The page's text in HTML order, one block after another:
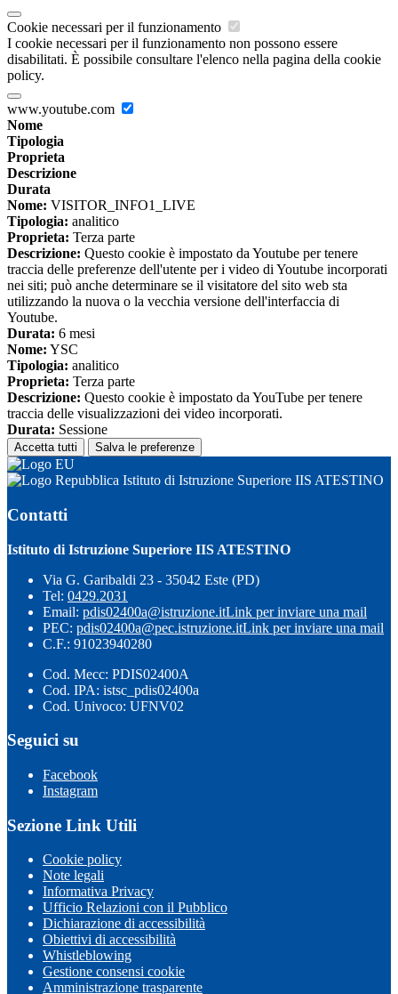
Cookie necessari per il funzionamento
I cookie necessari per il funzionamento non possono essere
disabilitati. È possibile consultare l'elenco nella pagina della cookie
policy.
www.youtube.com
Nome
Tipologia
Proprieta
Descrizione
Durata
Nome: VISITOR_INFO1_LIVE
Tipologia: analitico
Proprieta: Terza parte
Descrizione: Questo cookie è impostato da Youtube per tenere
traccia delle preferenze dell'utente per i video di Youtube incorporati
nei siti; può anche determinare se il visitatore del sito web sta
utilizzando la nuova o la vecchia versione dell'interfaccia di
Youtube.
Durata: 6 mesi
Nome: YSC
Tipologia: analitico
Proprieta: Terza parte
Descrizione: Questo cookie è impostato da YouTube per tenere
traccia delle visualizzazioni dei video incorporati.
Durata: Sessione
Accetta tutti Salva le preferenze
Istituto di Istruzione Superiore IIS ATESTINO
Contatti
Istituto di Istruzione Superiore IIS ATESTINO
Via G. Garibaldi 23 - 35042 Este (PD)
Tel: 0429.2031
Email: pdis02400a@istruzione.itLink per inviare una mail
PEC: pdis02400a@pec.istruzione.itLink per inviare una mail
C.F.: 91023940280
Cod. Mecc: PDIS02400A
Cod. IPA: istsc_pdis02400a
Cod. Univoco: UFNV02
Seguici su
Facebook
Instagram
Sezione Link Utili
Cookie policy
Note legali
Informativa Privacy
Ufficio Relazioni con il Pubblico
Dichiarazione di accessibilità
Obiettivi di accessibilità
Whistleblowing
Gestione consensi cookie
Amministrazione trasparente